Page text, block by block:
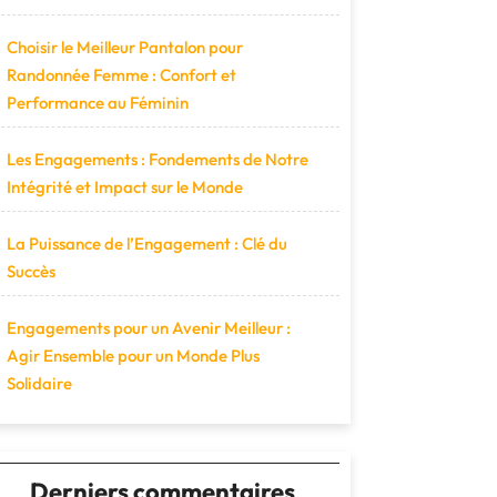
Choisir le Meilleur Pantalon pour
Randonnée Femme : Confort et
Performance au Féminin
Les Engagements : Fondements de Notre
Intégrité et Impact sur le Monde
La Puissance de l’Engagement : Clé du
Succès
Engagements pour un Avenir Meilleur :
Agir Ensemble pour un Monde Plus
Solidaire